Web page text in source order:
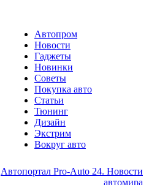
Автопром
Новости
Гаджеты
Новинки
Советы
Покупка авто
Статьи
Тюнинг
Дизайн
Экстрим
Вокруг авто
Автопортал Pro-Auto 24. Новости
автомира